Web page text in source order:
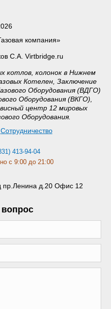
компания»
С.А. Virtbridge.ru
котлов, колонок в Нижнем
Котелен, Заключение
Оборудования (ВДГО)
Оборудования (ВКГО),
центр 12 мировых
Оборудования.
Сотрудничество
413-94-04
с 9:00 до 21:00
пр.Ленина д.20 Офис 12
вопрос